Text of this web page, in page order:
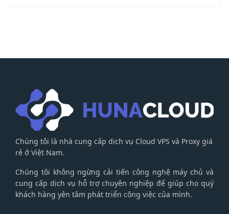
Chúng tôi là nhà cung cấp dịch vụ Cloud VPS và Proxy giá
rẻ ở Việt Nam.
Chúng tôi không ngừng cải tiến công nghệ máy chủ và
cung cấp dịch vụ hỗ trợ chuyên nghiệp để giúp cho quý
khách hàng yên tâm phát triển công việc của mình.